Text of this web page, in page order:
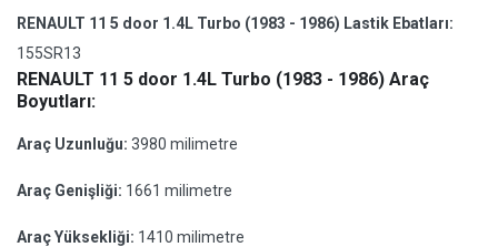
RENAULT 11 5 door 1.4L Turbo (1983 - 1986) Lastik Ebatları:
155SR13
RENAULT 11 5 door 1.4L Turbo (1983 - 1986) Araç
Boyutları:
Araç Uzunluğu: 3980 milimetre
Araç Genişliği: 1661 milimetre
Araç Yüksekliği: 1410 milimetre